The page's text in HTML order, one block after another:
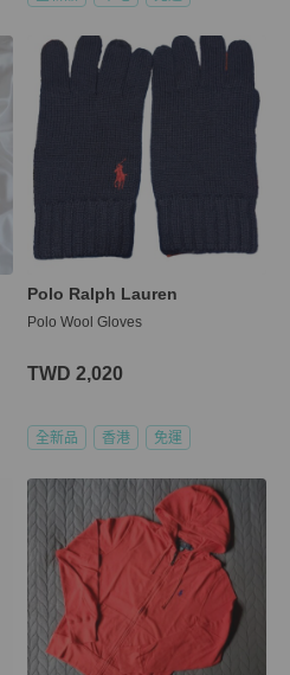
Polo Ralph Lauren
Polo Wool Gloves
TWD 2,020
全新品 香港 免運